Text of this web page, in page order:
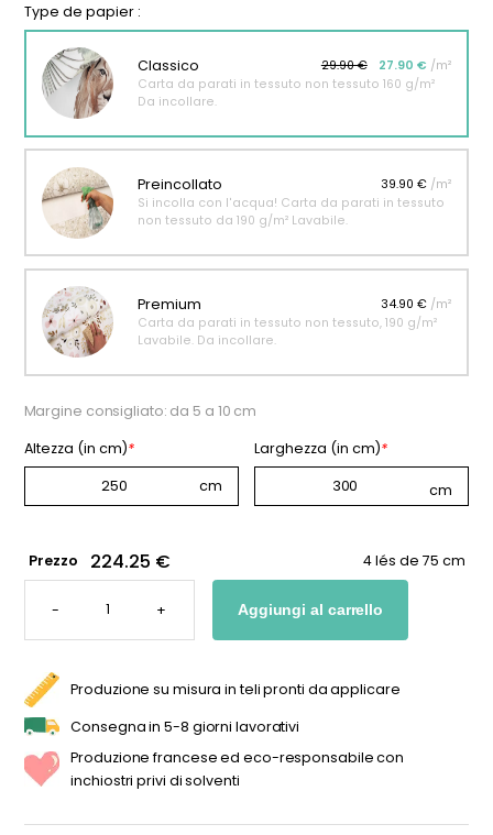
Type de papier :
Classico 29.90 € 27.90 € /m²
Carta da parati in tessuto non tessuto 160 g/m²
Da incollare.
Preincollato 39.90 € /m²
Si incolla con l'acqua! Carta da parati in tessuto
non tessuto da 190 g/m² Lavabile.
Premium 34.90 € /m²
Carta da parati in tessuto non tessuto, 190 g/m²
Lavabile. Da incollare.
Margine consigliato: da 5 a 10 cm
Altezza (in cm)* Larghezza (in cm)*
Prezzo 224.25 € 4 lés de 75 cm
-
CARTA
PARATI
CON
CAMERETTA
QUANTITÀ
+ Aggiungi al carrello
Produzione su misura in teli pronti da applicare
Consegna in 5-8 giorni lavorativi
Produzione francese ed eco-responsabile con
inchiostri privi di solventi